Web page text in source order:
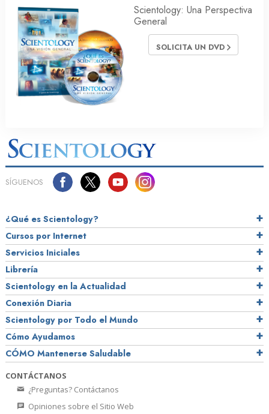
Scientology: Una Perspectiva
General
SOLICITA UN DVD
SÍGUENOS
¿Qué es Scientology?
Cursos por Internet
Servicios Iniciales
Librería
Scientology en la Actualidad
Conexión Diaria
Scientology por Todo el Mundo
Cómo Ayudamos
CÓMO Mantenerse Saludable
CONTÁCTANOS
¿Preguntas? Contáctanos
Opiniones sobre el Sitio Web